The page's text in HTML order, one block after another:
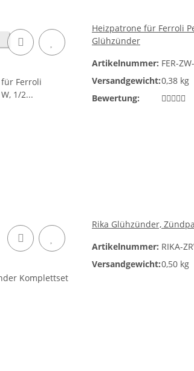
Heizpatrone für Ferroli
Glühzünder
Artikelnummer: FER-
Versandgewicht:0,38 kg
Bewertung:
Rika Glühzünder,
Artikelnummer: RIKA-
Versandgewicht:0,50 kg